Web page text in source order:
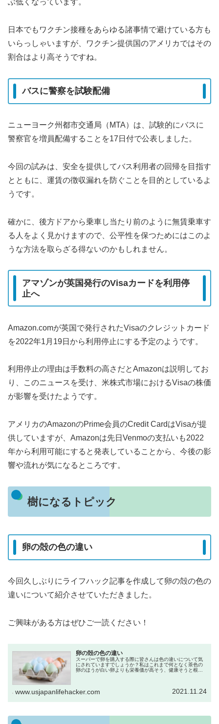
ぶ低くなっています。
日本でもワクチン接種をあらゆる諸事情で避けている方も
いらっしゃいますが、ワクチン提供国のアメリカではその
割合はより高そうですね。
バスに警察を試験配備
ニューヨーク州都市交通局（MTA）は、試験的にバスに
警察官を増員配備することを17日付で公表しました。
今回の試みは、安全を提供してバス利用者の回帰を目指す
とともに、運賃の徴収漏れを防ぐことを目的としているよ
うです。
確かに、後方ドアから乗車し当たり前のように無賃乗車す
る人をよく見かけますので、公平性を保つためにはこのよ
うな方法を取らざる得ないのかもしれません。
アマゾンが英国発行のVisaカードを利用停
止へ
Amazon.comが英国で発行されたVisaのクレジットカード
を2022年1月19日から利用停止にする予定のようです。
利用停止の理由は手数料の高さだとAmazonは説明してお
り、このニュースを受け、米株式市場におけるVisaの株価
が影響を受けたようです。
アメリカのAmazonのPrime会員のCredit CardはVisaが提
供していますが、Amazonは先日Venmoの支払いも2022
年から利用可能にすると発表していることから、今後の影
響や流れが気になるところです。
樹になるトピック
卵の殻の色の違い
今回久しぶりにライフハック記事を作成して卵の殻の色の
違いについて紹介させていただきました。
ご興味がある方はぜひご一読ください！
卵の殻の色の違い
スーパーで卵を購入する際に皆さんは色の違いについて気
にされていますでしょうか？私はこれまで何となく茶色の
卵のほうが白い卵よりも栄養価が高そう、健康そうと根拠
www.usjapanlifehacker.com 2021.11.24